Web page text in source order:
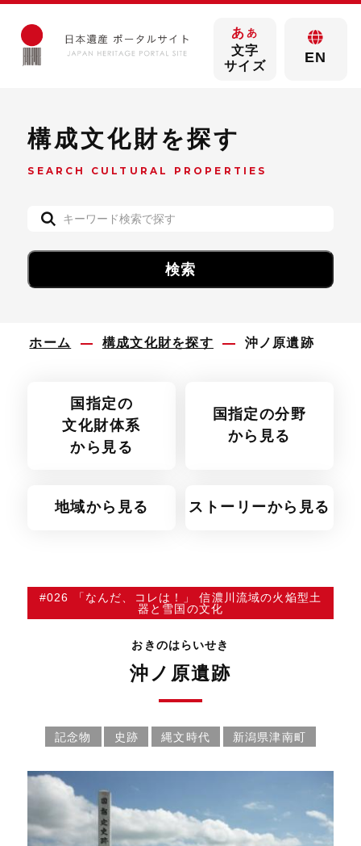
あ あ
文字
サイズ
EN
構成文化財を探す
SEARCH CULTURAL PROPERTIES
ホーム 構成文化財を探す 沖ノ原遺跡
国指定の
文化財体系
から見る
国指定の分野
から見る
地域から見る ストーリーから見る
#026 「なんだ、コレは！」 信濃川流域の火焔型土
器と雪国の文化
おきのはらいせき
沖ノ原遺跡
記念物 史跡 縄文時代 新潟県津南町